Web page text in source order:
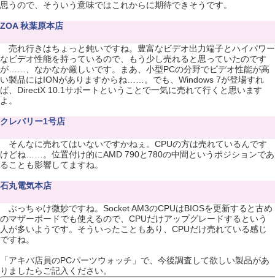
思うので、そういう意味ではこれからに期待できそうです。
ZOA 秋葉原本店
売れ行きはちょっと鈍いですね。豊富なビデオ出力端子とハイパワー
なビデオ性能を持っているので、もう少し売れると思っていたのです
が……、なかなか厳しいです。まあ、小型PCの分野でビデオ性能が高
い製品にはIONがありますからね……。でも、Windows 7が登場すれ
ば、DirectX 10.1サポートということで一気に売れて行くと思います
よ。
クレバリー1号店
そんなに売れてはいないですかねぇ。CPUの方は売れているんです
けどね……。位置付け的にAMD 790と780の中間というポジションであ
ることも影響してますね。
石丸電気本店
ぶっちゃけ微妙ですね。Socket AM3のCPUはBIOSを更新すると古め
のマザーボードでも使えるので、CPUだけアップグレードするという
人が多いようです。そういったこともあり、CPUだけ売れている感じ
ですね。
「アキバ店員のPCパーツウォッチ」で、今後調査して欲しい製品があ
りましたらご記入ください。